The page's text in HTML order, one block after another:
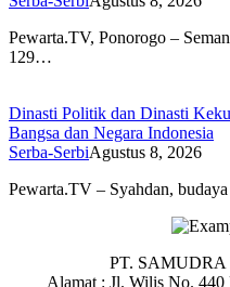
Pewarta.TV, Ponorogo –
129…
Dinasti Politik dan Dinasti
Bangsa dan Negara Indonesia
Serba-SerbiAgustus 8, 2026
Pewarta.TV – Syahdan,
PT.
Alamat : Jl. Wilis No. 440